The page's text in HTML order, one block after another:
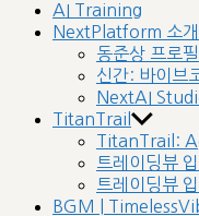
AI Training
NextPlatform 소개
동준상 프로
신간: 바이브
NextAI
TitanTrail
TitanTrail:
트레이딩뷰
트레이딩뷰
BGM |